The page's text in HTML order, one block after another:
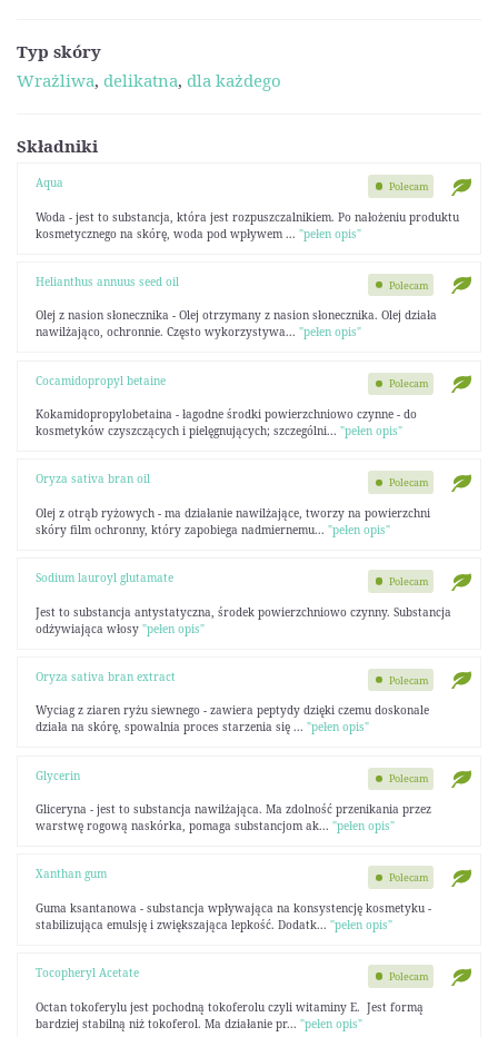
Typ skóry
Wrażliwa, delikatna, dla każdego
Składniki
Aqua
Woda - jest to substancja, która jest rozpuszczalnikiem. Po nałożeniu produktu
kosmetycznego na skórę, woda pod wpływem ... "pełen opis"
Polecam
Helianthus annuus seed oil
Olej z nasion słonecznika - Olej otrzymany z nasion słonecznika. Olej działa
nawilżająco, ochronnie. Często wykorzystywa... "pełen opis"
Polecam
Cocamidopropyl betaine
Kokamidopropylobetaina - łagodne środki powierzchniowo czynne - do
kosmetyków czyszczących i pielęgnujących; szczególni... "pełen opis"
Polecam
Oryza sativa bran oil
Olej z otrąb ryżowych - ma działanie nawilżające, tworzy na powierzchni
skóry film ochronny, który zapobiega nadmiernemu... "pełen opis"
Polecam
Sodium lauroyl glutamate
Jest to substancja antystatyczna, środek powierzchniowo czynny. Substancja
odżywiająca włosy "pełen opis"
Polecam
Oryza sativa bran extract
Wyciag z ziaren ryżu siewnego - zawiera peptydy dzięki czemu doskonale
działa na skórę, spowalnia proces starzenia się ... "pełen opis"
Polecam
Glycerin
Gliceryna - jest to substancja nawilżająca. Ma zdolność przenikania przez
warstwę rogową naskórka, pomaga substancjom ak... "pełen opis"
Polecam
Xanthan gum
Guma ksantanowa - substancja wpływająca na konsystencję kosmetyku -
stabilizująca emulsję i zwiększająca lepkość. Dodatk... "pełen opis"
Polecam
Tocopheryl Acetate
Octan tokoferylu jest pochodną tokoferolu czyli witaminy E. Jest formą
bardziej stabilną niż tokoferol. Ma działanie pr... "pełen opis"
Polecam